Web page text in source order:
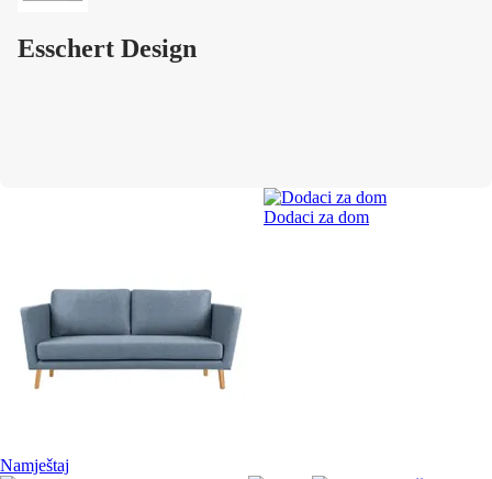
Esschert Design
Namještaj
Dodaci za dom